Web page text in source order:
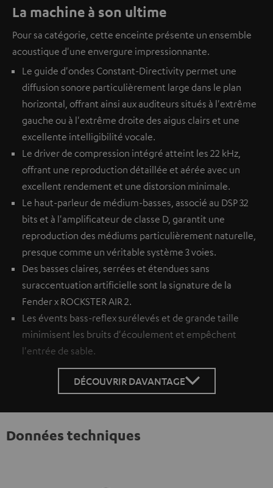
La machine à son ultime
Pour sa catégorie, cette enceinte présente un ensemble
acoustique d'une envergure impressionnante.
Le guide d'ondes Constant-Directivity permet une
diffusion sonore particulièrement large dans le plan
horizontal, offrant ainsi aux auditeurs situés à l'extrême
gauche ou à l'extrême droite des aigus clairs et une
excellente intelligibilité vocale.
Le driver de compression intégré atteint les 22 kHz,
offrant une reproduction détaillée et aérée avec un
excellent rendement et une distorsion minimale.
Le haut-parleur de médium-basses, associé au DSP 32
bits et à l'amplificateur de classe D, garantit une
reproduction des médiums particulièrement naturelle,
presque comme un véritable système 3 voies.
Des basses claires, serrées et étendues sans
suraccentuation artificielle sont la signature de la
Fender x ROCKSTER AIR 2.
Les évents bass-reflex surélevés et de grande taille
minimisent les bruits d'écoulement et empêchent
l'entrée de sable.
DÉCOUVRIR DAVANTAGE
Données techniques